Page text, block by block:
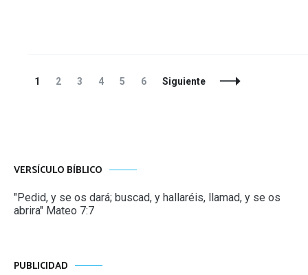
Navegación
Página
1 Página
2 Página
3 Página
4 Página
5 Página
6 Siguiente
VERSÍCULO BÍBLICO
"Pedid, y se os dará; buscad, y hallaréis, llamad, y se os
abrira" Mateo 7:7
PUBLICIDAD